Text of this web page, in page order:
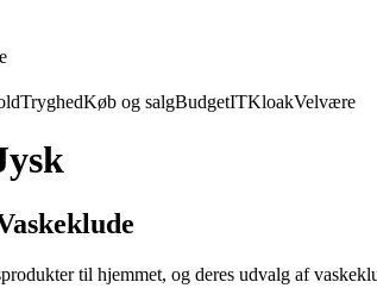
TryghedKøb og salgBudgetITKloakVelvære
til hjemmet, og deres udvalg af